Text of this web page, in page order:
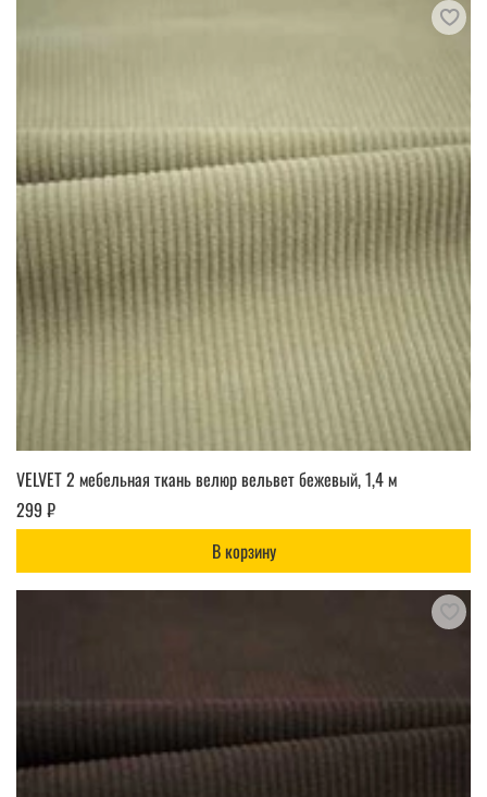
VELVET 2 мебельная ткань велюр вельвет бежевый, 1,4 м
299 ₽
В корзину